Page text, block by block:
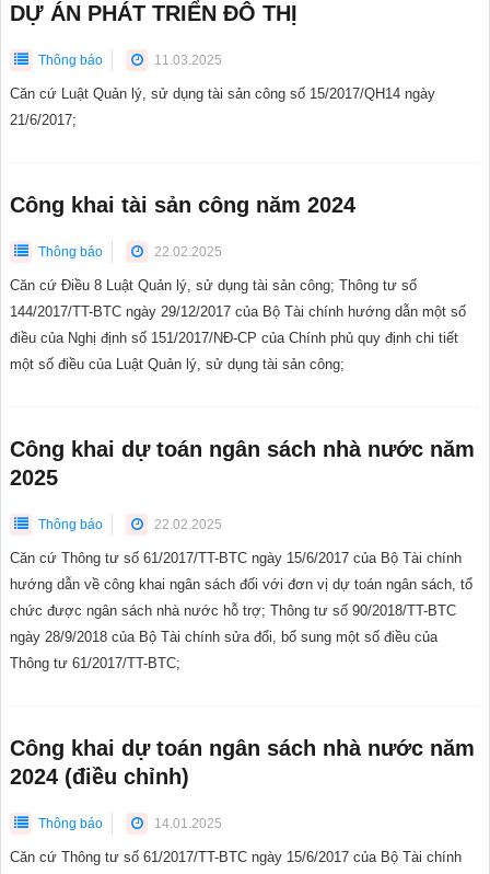
DỰ ÁN PHÁT TRIỂN ĐÔ THỊ
Thông báo 11.03.2025
Căn cứ Luật Quản lý, sử dụng tài sản công số 15/2017/QH14 ngày
21/6/2017;
Công khai tài sản công năm 2024
Thông báo 22.02.2025
Căn cứ Điều 8 Luật Quản lý, sử dụng tài sản công; Thông tư số
144/2017/TT-BTC ngày 29/12/2017 của Bộ Tài chính hướng dẫn một số
điều của Nghị định số 151/2017/NĐ-CP của Chính phủ quy định chi tiết
một số điều của Luật Quản lý, sử dụng tài sản công;
Công khai dự toán ngân sách nhà nước năm
2025
Thông báo 22.02.2025
Căn cứ Thông tư số 61/2017/TT-BTC ngày 15/6/2017 của Bộ Tài chính
hướng dẫn về công khai ngân sách đối với đơn vị dự toán ngân sách, tổ
chức được ngân sách nhà nước hỗ trợ; Thông tư số 90/2018/TT-BTC
ngày 28/9/2018 của Bộ Tài chính sửa đổi, bổ sung một số điều của
Thông tư 61/2017/TT-BTC;
Công khai dự toán ngân sách nhà nước năm
2024 (điều chỉnh)
Thông báo 14.01.2025
Căn cứ Thông tư số 61/2017/TT-BTC ngày 15/6/2017 của Bộ Tài chính